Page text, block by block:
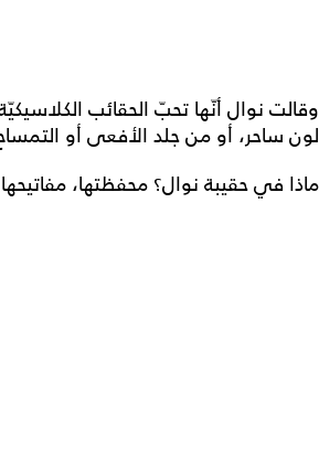
وقالت نوال أنّها تحبّ الحقائب
لون ساحر، أو من جلد الأفعى أو
ماذا في حقيبة نوال؟ محفظتها،